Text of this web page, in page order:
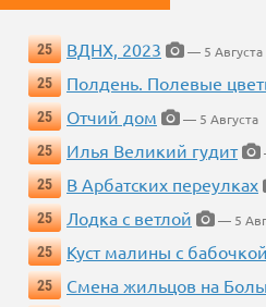
25 ВДНХ, 2023
— 5 Августа
25
Полдень. Полевые
25
Отчий дом
— 5 Августа
25
Илья Великий гудит
25
В Арбатских переулках
25
Лодка с ветлой
— 5
25
Куст малины с бабочкой
25
Смена жильцов на